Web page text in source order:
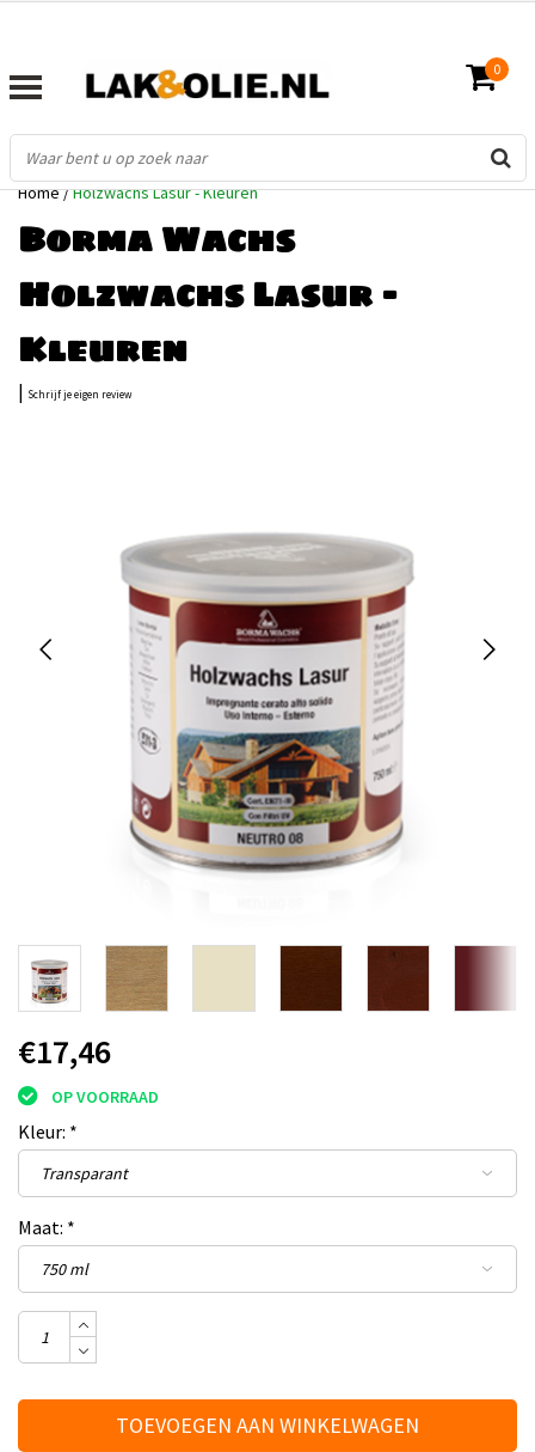
0
Home/Holzwachs Lasur - Kleuren
Borma Wachs
Holzwachs Lasur -
Kleuren
| Schrijf je eigen review
€17,46
OP VOORRAAD
Kleur: *
Maat: *
TOEVOEGEN AAN WINKELWAGEN